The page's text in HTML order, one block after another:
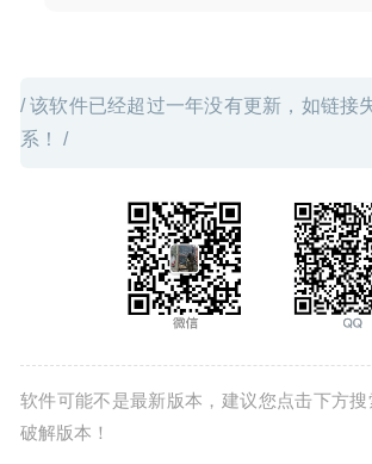
/ 该软件已经超过一年没有更新，如链接
系！ /
软件可能不是最新版本，建议您点击下方
破解版本！